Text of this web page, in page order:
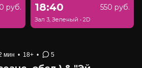
руб. 18:40 550 руб.
Зал 3, Зеленый • 2D
мин • 18+ • 5